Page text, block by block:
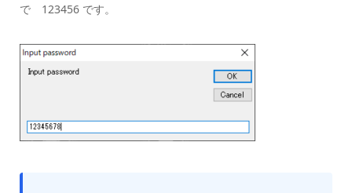
で 123456 です。